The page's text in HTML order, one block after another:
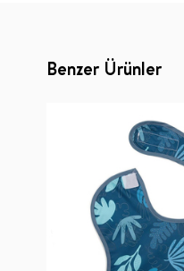
Benzer Ürünler